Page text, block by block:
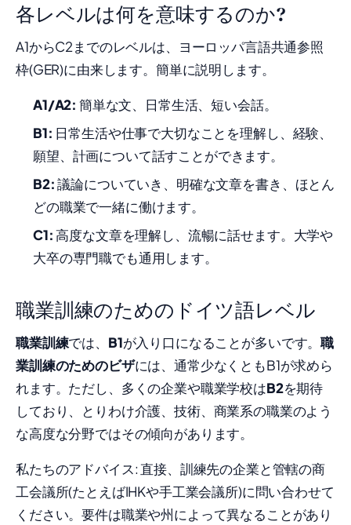
各レベルは何を意味するのか?
A1からC2までのレベルは、ヨーロッパ言語共通参照
枠(GER)に由来します。簡単に説明します。
A1/A2: 簡単な文、日常生活、短い会話。
B1: 日常生活や仕事で大切なことを理解し、経験、
願望、計画について話すことができます。
B2:議論についていき、明確な文章を書き、ほとん
どの職業で一緒に働けます。
C1:高度な文章を理解し、流暢に話せます。大学や
大卒の専門職でも通用します。
職業訓練のためのドイツ語レベル
職業訓練では、 B1が入り口になることが多いです。職
業訓練のためのビザには、通常少なくともB1が求めら
れます。ただし、多くの企業や職業学校はB2を期待
しており、とりわけ介護、技術、商業系の職業のよう
な高度な分野ではその傾向があります。
私たちのアドバイス: 直接、訓練先の企業と管轄の商
工会議所(たとえばIHKや手工業会議所)に問い合わせて
ください。要件は職業や州によって異なることがあり